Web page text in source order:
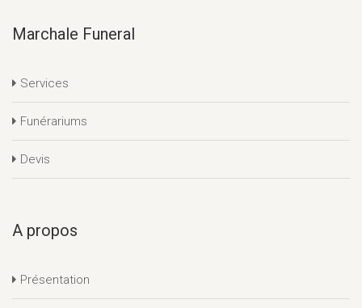
Marchale Funeral
Services
Funérariums
Devis
A propos
Présentation